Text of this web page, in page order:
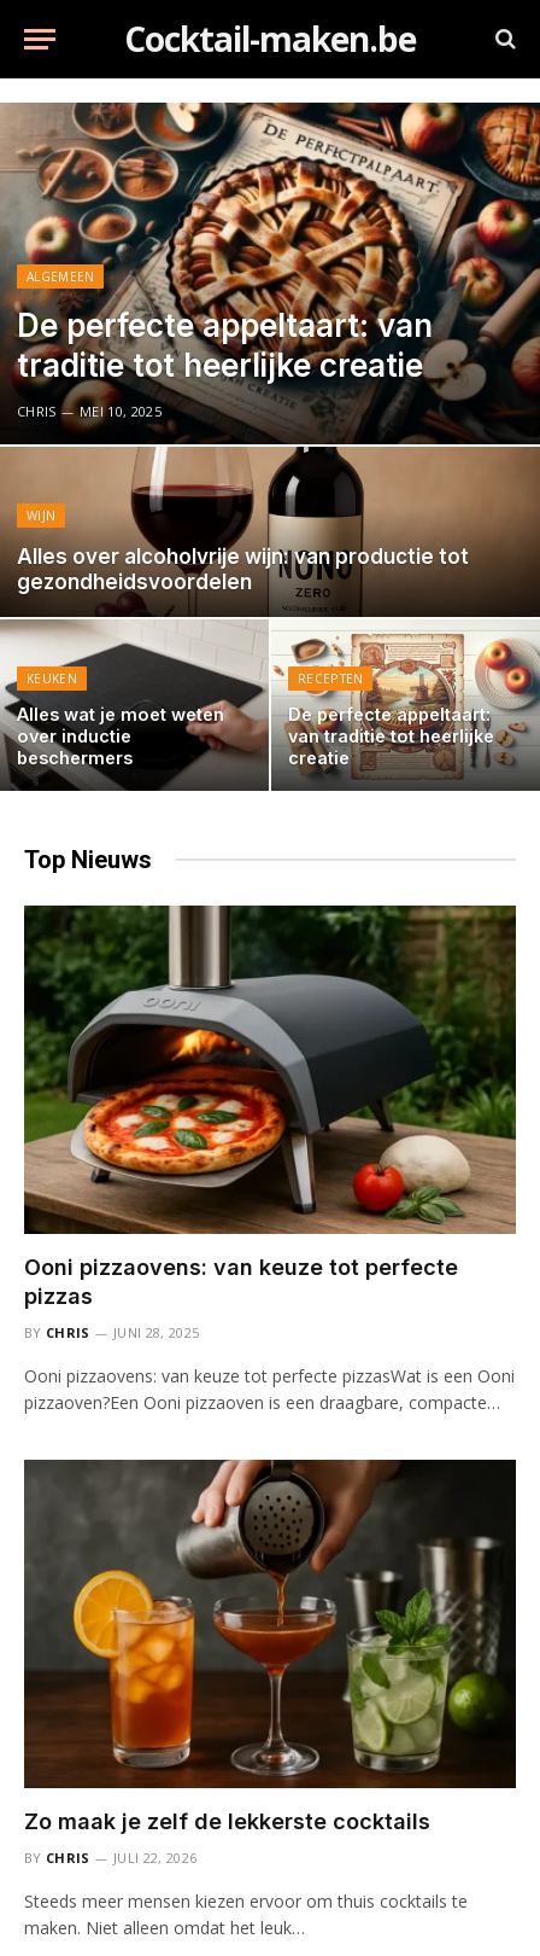
Cocktail-maken.be
ALGEMEEN
De perfecte appeltaart: van
traditie tot heerlijke creatie
CHRIS MEI 10, 2025
WIJN
Alles over alcoholvrije wijn: van productie tot
gezondheidsvoordelen
KEUKEN
Alles wat je moet weten
over inductie
beschermers
RECEPTEN
De perfecte appeltaart:
van traditie tot heerlijke
creatie
Top Nieuws
Ooni pizzaovens: van keuze tot perfecte
pizzas
BY CHRIS JUNI 28, 2025
Ooni pizzaovens: van keuze tot perfecte pizzasWat is een Ooni
pizzaoven?Een Ooni pizzaoven is een draagbare, compacte…
Zo maak je zelf de lekkerste cocktails
BY CHRIS JULI 22, 2026
Steeds meer mensen kiezen ervoor om thuis cocktails te
maken. Niet alleen omdat het leuk…